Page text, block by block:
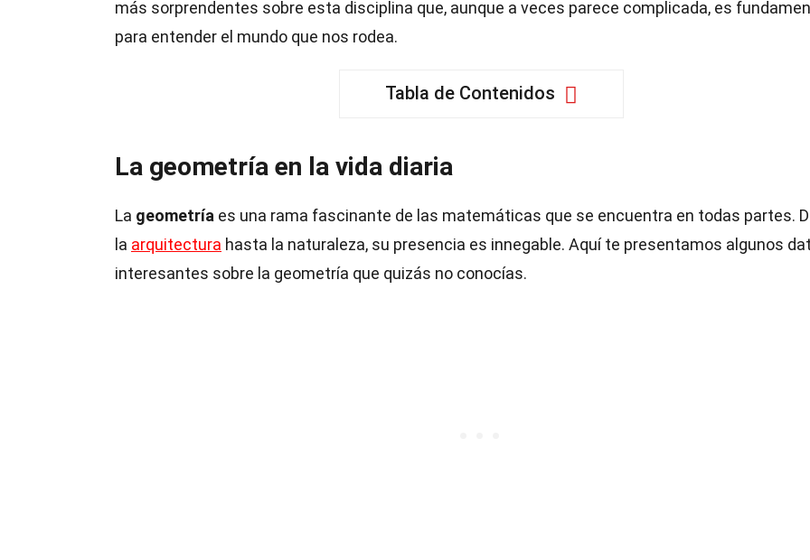
más sorprendentes sobre esta disciplina que, aunque a veces parece complicada, es
para entender el mundo que nos rodea.
Tabla de Contenidos
La geometría en la vida diaria
La geometría es una rama fascinante de las matemáticas que se encuentra en todas partes.
la arquitectura hasta la naturaleza, su presencia es innegable. Aquí te presentamos algunos
interesantes sobre la geometría que quizás no conocías.